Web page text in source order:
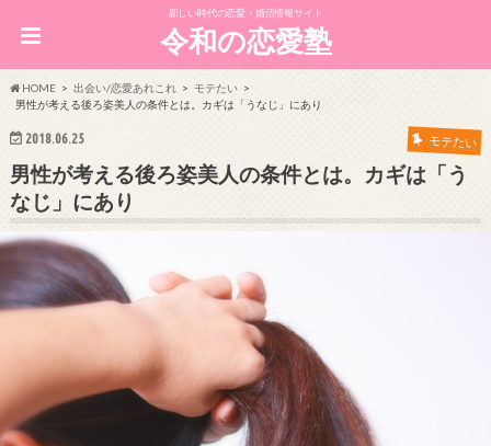
新しい時代の恋愛・婚活情報サイト
令和の恋愛塾
HOME 出会い/恋愛あれこれ
モテたい
男性が考える後ろ姿美人の条件とは。カギは「うなじ」にあり
2018.06.25 モテたい
男性が考える後ろ姿美人の条件とは。カギは「う
なじ」にあり